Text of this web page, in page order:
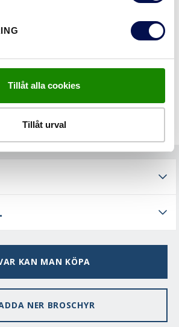
Tillåt alla cookies
Tillåt urval
KAN MAN KÖPA
NER BROSCHYR